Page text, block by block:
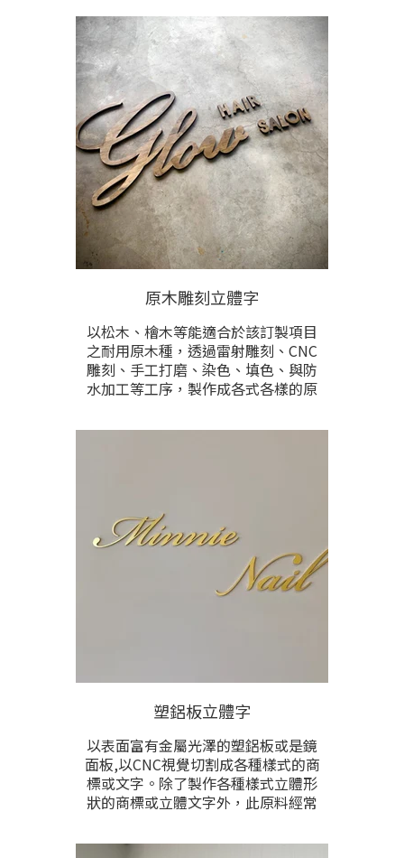
防護漆固色，阻止不斷繡化。
鐵鏽為鐵氧化物的統稱，通常為棕紅
色，由鐵和氧氣進行氧化還原反應而
生成。在不同的環境、氣候與加工方
式，會生成不同形式的鐵鏽。經由足
夠的時間，在氧氣和水充足的情況
下，鐵會完全氧化成鏽。因此完工前
會進行重複保護上漆，停止再鏽化，
維持最美的鏽鐵作品視覺。價格根據
製作尺寸與雕刻內容多寡計算，提供
尺寸與雕刻內容後洽詢。
原木雕刻立體字
以松木、檜木等能適合於該訂製項目
之耐用原木種，透過雷射雕刻、CNC
雕刻、手工打磨、染色、填色、與防
水加工等工序，製作成各式各樣的原
應用於招牌看板、門牌、等各式製品
塑鋁板立體字
以表面富有金屬光澤的塑鋁板或是鏡
面板,以CNC視覺切割成各種樣式的商
標或文字。除了製作各種樣式立體形
狀的商標或立體文字外，此原料經常
牌、門牌、視覺牆、網美打卡牆等各